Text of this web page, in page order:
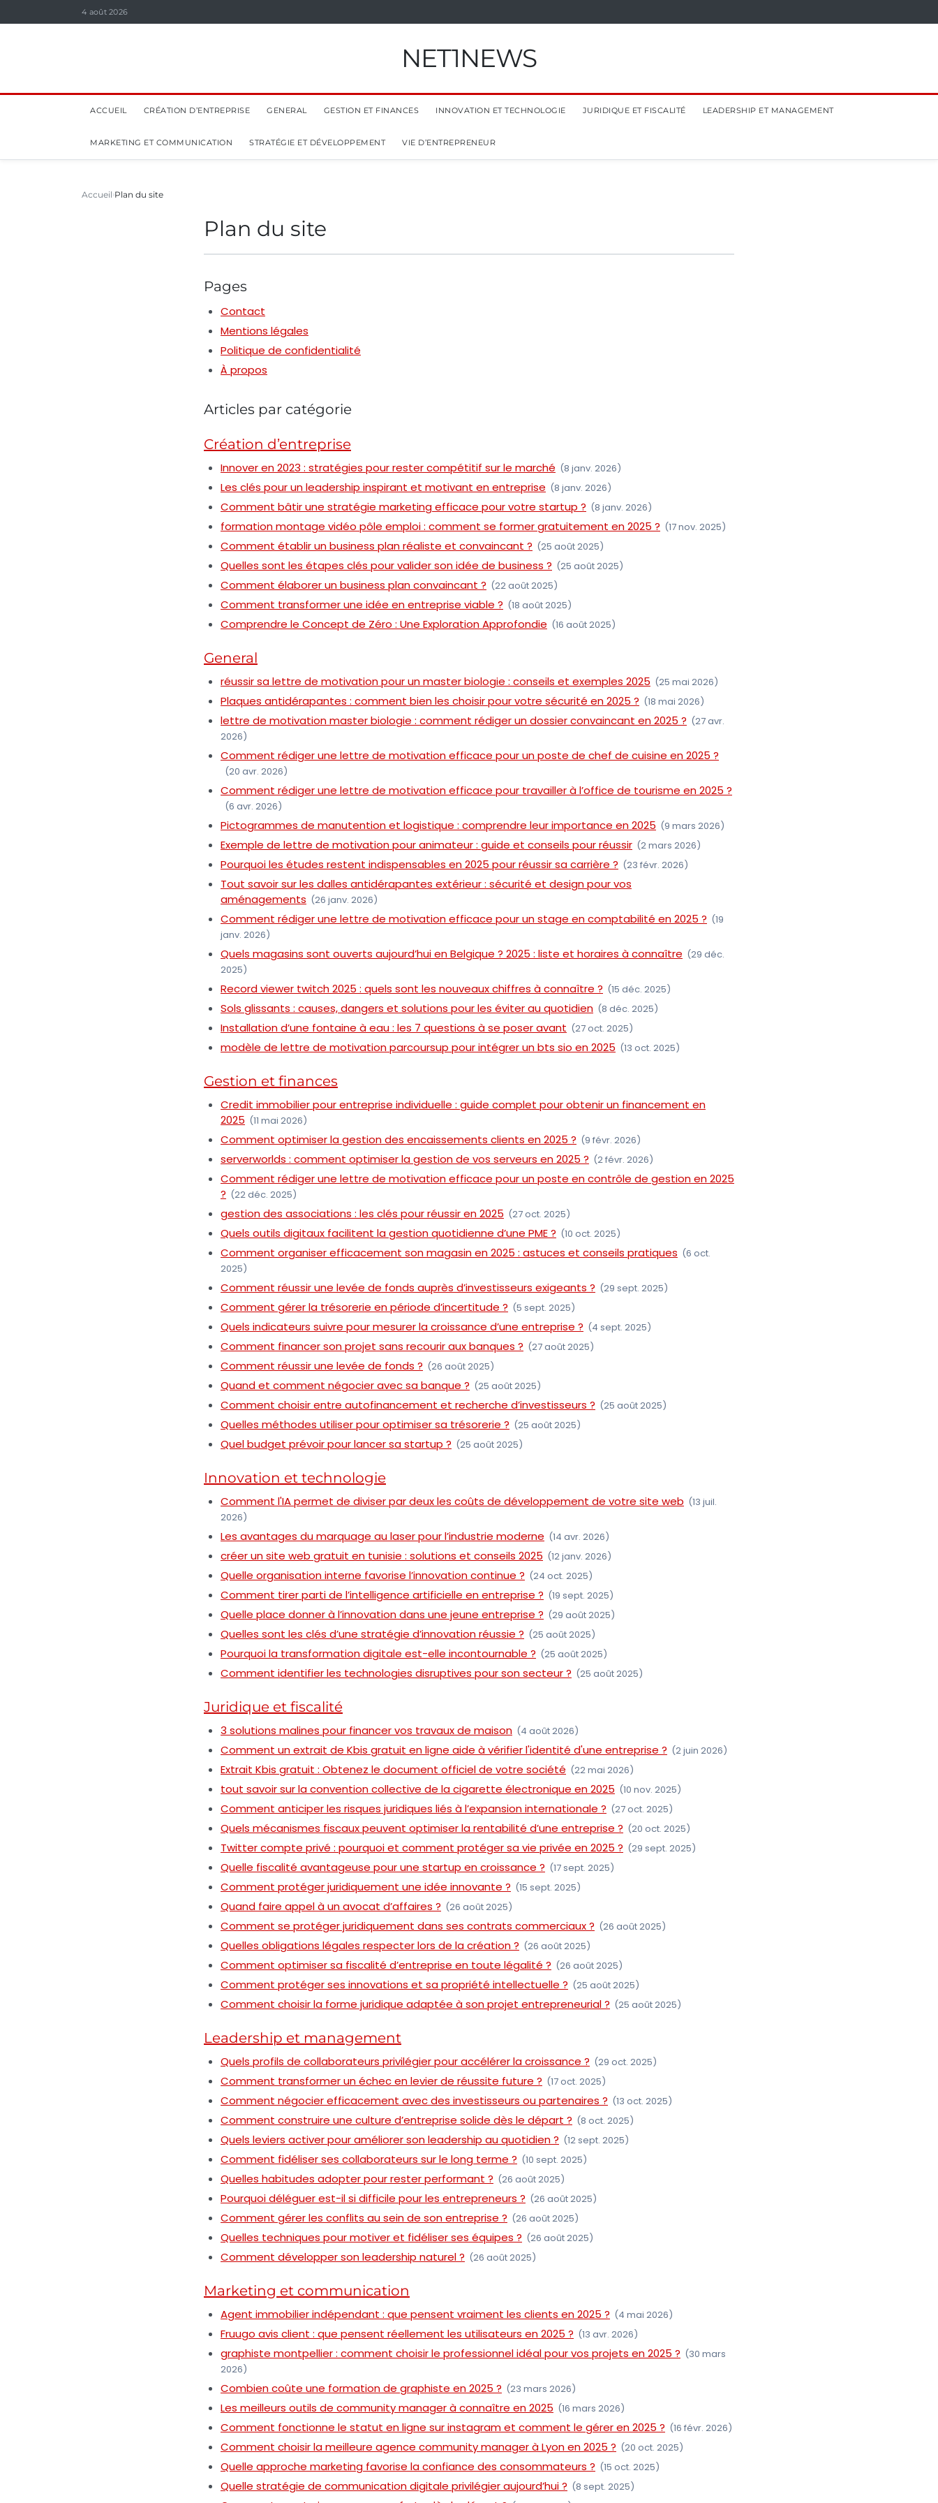
4 août 2026
NET1NEWS
ACCUEIL CRÉATION D’ENTREPRISE GENERAL GESTION ET FINANCES INNOVATION ET TECHNOLOGIE JURIDIQUE ET FISCALITÉ LEADERSHIP ET MANAGEMENT
MARKETING ET COMMUNICATION STRATÉGIE ET DÉVELOPPEMENT VIE D’ENTREPRENEUR
Accueil Plan du site
Plan du site
Pages
Contact
Mentions légales
Politique de confidentialité
À propos
Articles par catégorie
Création d’entreprise
Innover en 2023 : stratégies pour rester compétitif sur le marché (8 janv. 2026)
Les clés pour un leadership inspirant et motivant en entreprise (8 janv. 2026)
Comment bâtir une stratégie marketing efficace pour votre startup ? (8 janv. 2026)
formation montage vidéo pôle emploi : comment se former gratuitement en 2025 ? (17 nov. 2025)
Comment établir un business plan réaliste et convaincant ? (25 août 2025)
Quelles sont les étapes clés pour valider son idée de business ? (25 août 2025)
Comment élaborer un business plan convaincant ? (22 août 2025)
Comment transformer une idée en entreprise viable ? (18 août 2025)
Comprendre le Concept de Zéro : Une Exploration Approfondie (16 août 2025)
General
réussir sa lettre de motivation pour un master biologie : conseils et exemples 2025 (25 mai 2026)
Plaques antidérapantes : comment bien les choisir pour votre sécurité en 2025 ? (18 mai 2026)
lettre de motivation master biologie : comment rédiger un dossier convaincant en 2025 ? (27 avr.
2026)
Comment rédiger une lettre de motivation efficace pour un poste de chef de cuisine en 2025 ?
(20 avr. 2026)
Comment rédiger une lettre de motivation efficace pour travailler à l’office de tourisme en 2025 ?
(6 avr. 2026)
Pictogrammes de manutention et logistique : comprendre leur importance en 2025 (9 mars 2026)
Exemple de lettre de motivation pour animateur : guide et conseils pour réussir (2 mars 2026)
Pourquoi les études restent indispensables en 2025 pour réussir sa carrière ? (23 févr. 2026)
Tout savoir sur les dalles antidérapantes extérieur : sécurité et design pour vos
aménagements (26 janv. 2026)
Comment rédiger une lettre de motivation efficace pour un stage en comptabilité en 2025 ? (19
janv. 2026)
Quels magasins sont ouverts aujourd’hui en Belgique ? 2025 : liste et horaires à connaître (29 déc.
2025)
Record viewer twitch 2025 : quels sont les nouveaux chiffres à connaître ? (15 déc. 2025)
Sols glissants : causes, dangers et solutions pour les éviter au quotidien (8 déc. 2025)
Installation d’une fontaine à eau : les 7 questions à se poser avant (27 oct. 2025)
modèle de lettre de motivation parcoursup pour intégrer un bts sio en 2025 (13 oct. 2025)
Gestion et finances
Credit immobilier pour entreprise individuelle : guide complet pour obtenir un financement en
2025 (11 mai 2026)
Comment optimiser la gestion des encaissements clients en 2025 ? (9 févr. 2026)
serverworlds : comment optimiser la gestion de vos serveurs en 2025 ? (2 févr. 2026)
Comment rédiger une lettre de motivation efficace pour un poste en contrôle de gestion en 2025
? (22 déc. 2025)
gestion des associations : les clés pour réussir en 2025 (27 oct. 2025)
Quels outils digitaux facilitent la gestion quotidienne d’une PME ? (10 oct. 2025)
Comment organiser efficacement son magasin en 2025 : astuces et conseils pratiques (6 oct.
2025)
Comment réussir une levée de fonds auprès d’investisseurs exigeants ? (29 sept. 2025)
Comment gérer la trésorerie en période d’incertitude ? (5 sept. 2025)
Quels indicateurs suivre pour mesurer la croissance d’une entreprise ? (4 sept. 2025)
Comment financer son projet sans recourir aux banques ? (27 août 2025)
Comment réussir une levée de fonds ? (26 août 2025)
Quand et comment négocier avec sa banque ? (25 août 2025)
Comment choisir entre autofinancement et recherche d’investisseurs ? (25 août 2025)
Quelles méthodes utiliser pour optimiser sa trésorerie ? (25 août 2025)
Quel budget prévoir pour lancer sa startup ? (25 août 2025)
Innovation et technologie
Comment l'IA permet de diviser par deux les coûts de développement de votre site web (13 juil.
2026)
Les avantages du marquage au laser pour l’industrie moderne (14 avr. 2026)
créer un site web gratuit en tunisie : solutions et conseils 2025 (12 janv. 2026)
Quelle organisation interne favorise l’innovation continue ? (24 oct. 2025)
Comment tirer parti de l’intelligence artificielle en entreprise ? (19 sept. 2025)
Quelle place donner à l’innovation dans une jeune entreprise ? (29 août 2025)
Quelles sont les clés d’une stratégie d’innovation réussie ? (25 août 2025)
Pourquoi la transformation digitale est-elle incontournable ? (25 août 2025)
Comment identifier les technologies disruptives pour son secteur ? (25 août 2025)
Juridique et fiscalité
3 solutions malines pour financer vos travaux de maison (4 août 2026)
Comment un extrait de Kbis gratuit en ligne aide à vérifier l'identité d'une entreprise ? (2 juin 2026)
Extrait Kbis gratuit : Obtenez le document officiel de votre société (22 mai 2026)
tout savoir sur la convention collective de la cigarette électronique en 2025 (10 nov. 2025)
Comment anticiper les risques juridiques liés à l’expansion internationale ? (27 oct. 2025)
Quels mécanismes fiscaux peuvent optimiser la rentabilité d’une entreprise ? (20 oct. 2025)
Twitter compte privé : pourquoi et comment protéger sa vie privée en 2025 ? (29 sept. 2025)
Quelle fiscalité avantageuse pour une startup en croissance ? (17 sept. 2025)
Comment protéger juridiquement une idée innovante ? (15 sept. 2025)
Quand faire appel à un avocat d’affaires ? (26 août 2025)
Comment se protéger juridiquement dans ses contrats commerciaux ? (26 août 2025)
Quelles obligations légales respecter lors de la création ? (26 août 2025)
Comment optimiser sa fiscalité d’entreprise en toute légalité ? (26 août 2025)
Comment protéger ses innovations et sa propriété intellectuelle ? (25 août 2025)
Comment choisir la forme juridique adaptée à son projet entrepreneurial ? (25 août 2025)
Leadership et management
Quels profils de collaborateurs privilégier pour accélérer la croissance ? (29 oct. 2025)
Comment transformer un échec en levier de réussite future ? (17 oct. 2025)
Comment négocier efficacement avec des investisseurs ou partenaires ? (13 oct. 2025)
Comment construire une culture d’entreprise solide dès le départ ? (8 oct. 2025)
Quels leviers activer pour améliorer son leadership au quotidien ? (12 sept. 2025)
Comment fidéliser ses collaborateurs sur le long terme ? (10 sept. 2025)
Quelles habitudes adopter pour rester performant ? (26 août 2025)
Pourquoi déléguer est-il si difficile pour les entrepreneurs ? (26 août 2025)
Comment gérer les conflits au sein de son entreprise ? (26 août 2025)
Quelles techniques pour motiver et fidéliser ses équipes ? (26 août 2025)
Comment développer son leadership naturel ? (26 août 2025)
Marketing et communication
Agent immobilier indépendant : que pensent vraiment les clients en 2025 ? (4 mai 2026)
Fruugo avis client : que pensent réellement les utilisateurs en 2025 ? (13 avr. 2026)
graphiste montpellier : comment choisir le professionnel idéal pour vos projets en 2025 ? (30 mars
2026)
Combien coûte une formation de graphiste en 2025 ? (23 mars 2026)
Les meilleurs outils de community manager à connaître en 2025 (16 mars 2026)
Comment fonctionne le statut en ligne sur instagram et comment le gérer en 2025 ? (16 févr. 2026)
Comment choisir la meilleure agence community manager à Lyon en 2025 ? (20 oct. 2025)
Quelle approche marketing favorise la confiance des consommateurs ? (15 oct. 2025)
Quelle stratégie de communication digitale privilégier aujourd’hui ? (8 sept. 2025)